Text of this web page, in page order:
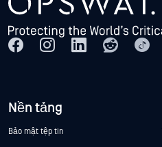
Nền tảng
Bảo mật tệp tin